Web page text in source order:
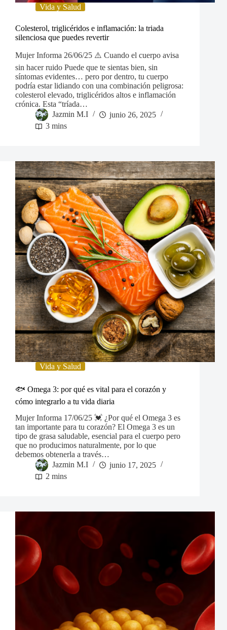
Vida y Salud
Colesterol, triglicéridos e inflamación: la triada
silenciosa que puedes revertir
Mujer Informa 26/06/25 ⚠️ Cuando el cuerpo avisa
sin hacer ruido Puede que te sientas bien, sin
síntomas evidentes… pero por dentro, tu cuerpo
podría estar lidiando con una combinación peligrosa:
colesterol elevado, triglicéridos altos e inflamación
crónica. Esta “tríada…
Jazmin M.I
junio 26, 2025
3 mins
Vida y Salud
🐟 Omega 3: por qué es vital para el corazón y
cómo integrarlo a tu vida diaria
Mujer Informa 17/06/25 💓 ¿Por qué el Omega 3 es
tan importante para tu corazón? El Omega 3 es un
tipo de grasa saludable, esencial para el cuerpo pero
que no producimos naturalmente, por lo que
debemos obtenerla a través…
Jazmin M.I
junio 17, 2025
2 mins